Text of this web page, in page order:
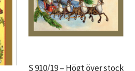
S 910/19 – Högt över stock